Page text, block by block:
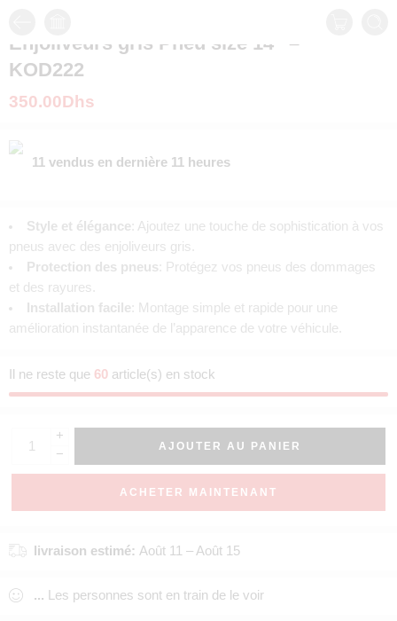
Enjoliveurs gris Pneu size 14″ –
KOD222
350.00Dhs
11 vendus en dernière 11 heures
Style et élégance : Ajoutez une touche de sophistication à vos
pneus avec des enjoliveurs gris.
Protection des pneus : Protégez vos pneus des dommages
et des rayures.
Installation facile : Montage simple et rapide pour une
amélioration instantanée de l’apparence de votre véhicule.
Il ne reste que 60 article(s) en stock
+
−
AJOUTER AU PANIER
ACHETER MAINTENANT
livraison estimé: Août 11 – Août 15
... Les personnes sont en train de le voir